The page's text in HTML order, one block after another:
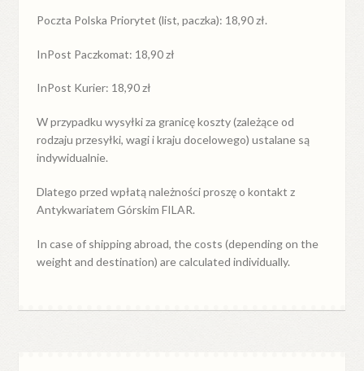
Poczta Polska Priorytet (list, paczka): 18,90 zł.
InPost Paczkomat: 18,90 zł
InPost Kurier: 18,90 zł
W przypadkuwysyłkiza granicękoszty (zależące od
rodzaju przesyłki, wagi i kraju docelowego) ustalane są
indywidualnie.
Dlatego przed wpłatą należności proszę o kontakt z
Antykwariatem Górskim FILAR.
In case of shipping abroad, the costs (depending on the
weight and destination) are calculated individually.